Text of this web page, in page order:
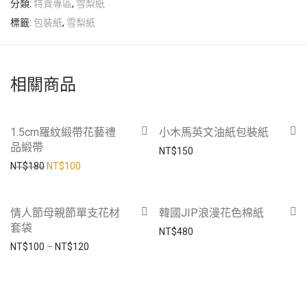
分類: 特賣專區, 雪梨紙
標籤: 包裝紙, 雪梨紙
相關商品
1.5cm羅紋緞帶花藝禮
品緞帶
NT$180原始價格：NT$180。
NT$100
小木馬英文油紙包裝紙
NT$150
-17
情人節母親節單支花材
套袋
NT$100 – NT$120
韓國JIP浪漫花色棉紙
NT$480